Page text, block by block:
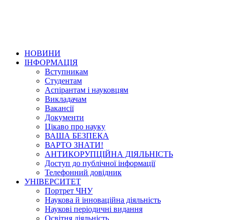
НОВИНИ
ІНФОРМАЦІЯ
Вступникам
Студентам
Аспірантам і науковцям
Викладачам
Вакансії
Документи
Цікаво про науку
ВАША БЕЗПЕКА
ВАРТО ЗНАТИ!
АНТИКОРУПЦІЙНА ДІЯЛЬНІСТЬ
Доступ до публічної інформації
Телефонний довідник
УНІВЕРСИТЕТ
Портрет ЧНУ
Наукова й інноваційна діяльність
Наукові періодичні видання
Освітня діяльність